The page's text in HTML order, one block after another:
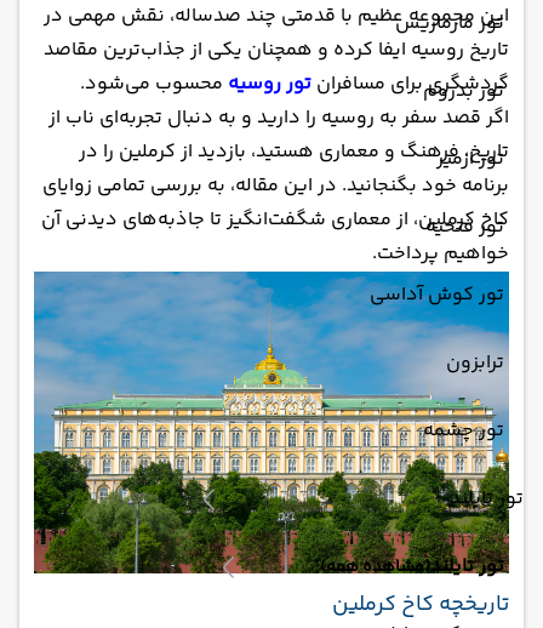
تور مارماریس
تور بدروم
تور ازمیر
تور فتحیه
تور کوش آداسی
ترابزون
تور چشمه
تور تایلند
تور تایلند(مشاهده همه)
این مجموعه عظیم با قدمتی چند صدساله، نقش مهمی در
تاریخ روسیه ایفا کرده و همچنان یکی از جذاب‌ترین مقاصد
گردشگری برای مسافران تور روسیه محسوب می‌شود.
اگر قصد سفر به روسیه را دارید و به دنبال تجربه‌ای ناب از
تاریخ، فرهنگ و معماری هستید، بازدید از کرملین را در
برنامه خود بگنجانید. در این مقاله، به بررسی تمامی زوایای
کاخ کرملین، از معماری شگفت‌انگیز تا جاذبه‌های دیدنی آن
خواهیم پرداخت.
تاریخچه کاخ کرملین